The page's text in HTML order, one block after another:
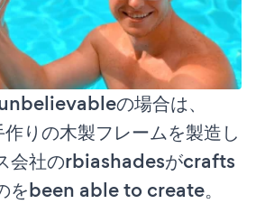
の場合は、
りの木製フレームを製造し
会社のrbiashadesがcrafts
をbeen able to create。